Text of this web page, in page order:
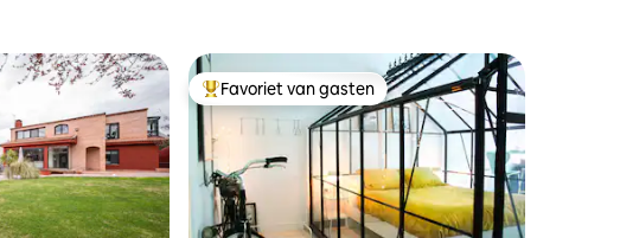
Topfavoriet van gasten
Favoriet van gasten